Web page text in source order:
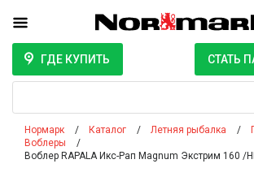
ГДЕ КУПИТЬ СТАТЬ
Нормарк Каталог Летняя рыбалка
Воблеры
Воблер RAPALA Икс-Рап Magnum Экстрим 160 /